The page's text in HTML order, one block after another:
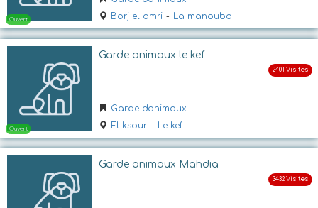
Ouvert
Borj el amri - La manouba
Garde animaux le kef
Garde d'animaux
El ksour - Le kef
Garde animaux Mahdia